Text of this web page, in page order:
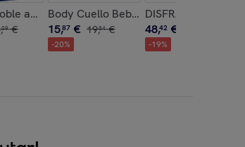
extraible kuromi
adapt.carro valencia basket
,09 €
Body Cuello Bebe Encanto
15,87 € 19,84 €
-20%
DISFRAZ
48,42 €
-19%